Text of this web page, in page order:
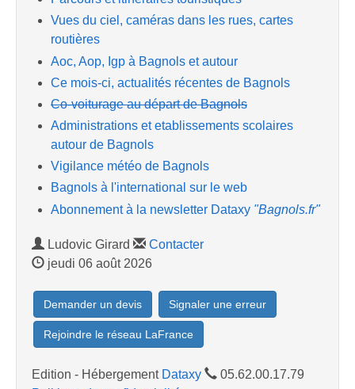
Vues du ciel, caméras dans les rues, cartes
routières
Aoc, Aop, Igp à Bagnols et autour
Ce mois-ci, actualités récentes de Bagnols
Co-voiturage au départ de Bagnols
Administrations et etablissements scolaires
autour de Bagnols
Vigilance météo de Bagnols
Bagnols à l'international sur le web
Abonnement à la newsletter Dataxy "Bagnols.fr"
Ludovic Girard
Contacter
jeudi 06 août 2026
Demander un devis Signaler une erreur
Rejoindre le réseau LaFrance
Edition - Hébergement Dataxy
05.62.00.17.79